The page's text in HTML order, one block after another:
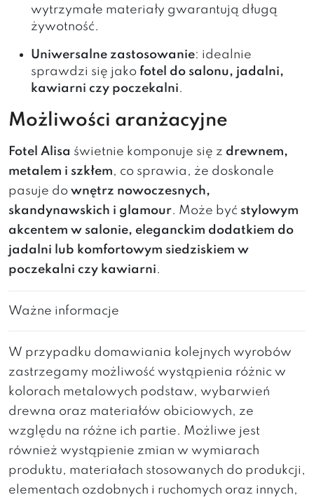
wytrzymałe materiały gwarantują długą
żywotność.
Uniwersalne zastosowanie: idealnie
sprawdzi się jako fotel do salonu, jadalni,
kawiarni czy poczekalni.
Możliwości aranżacyjne
Fotel Alisa świetnie komponuje się z drewnem,
metalem i szkłem, co sprawia, że doskonale
pasuje do wnętrz nowoczesnych,
skandynawskich i glamour. Może być stylowym
akcentem w salonie, eleganckim dodatkiem do
jadalni lub komfortowym siedziskiem w
poczekalni czy kawiarni.
Ważne informacje
W przypadku domawiania kolejnych wyrobów
zastrzegamy możliwość wystąpienia różnic w
kolorach metalowych podstaw, wybarwień
drewna oraz materiałów obiciowych, ze
względu na różne ich partie. Możliwe jest
również wystąpienie zmian w wymiarach
produktu, materiałach stosowanych do produkcji,
elementach ozdobnych i ruchomych oraz innych,